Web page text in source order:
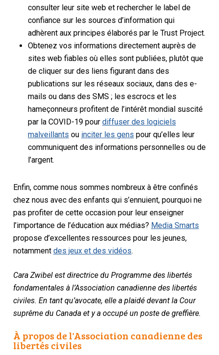
consulter leur site web et rechercher le label de
confiance sur les sources d’information qui
adhèrent aux principes élaborés par le Trust Project.
Obtenez vos informations directement auprès de
sites web fiables où elles sont publiées, plutôt que
de cliquer sur des liens figurant dans des
publications sur les réseaux sociaux, dans des e-
mails ou dans des SMS ; les escrocs et les
hameçonneurs profitent de l’intérêt mondial suscité
par la COVID-19 pour diffuser des logiciels
malveillants ou inciter les gens pour qu’elles leur
communiquent des informations personnelles ou de
l’argent.
Enfin, comme nous sommes nombreux à être confinés
chez nous avec des enfants qui s’ennuient, pourquoi ne
pas profiter de cette occasion pour leur enseigner
l’importance de l’éducation aux médias? Media Smarts
propose d’excellentes ressources pour les jeunes,
notamment des jeux et des vidéos.
Cara Zwibel est directrice du Programme des libertés
fondamentales à l’Association canadienne des libertés
civiles. En tant qu’avocate, elle a plaidé devant la Cour
suprême du Canada et y a occupé un poste de greffière.
À propos de l'Association canadienne des
libertés civiles